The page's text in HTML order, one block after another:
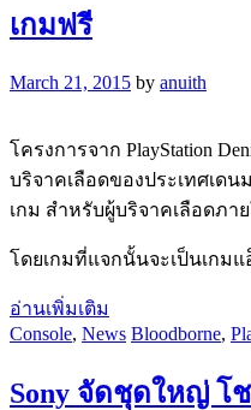
เกมฟรี
March 21, 2015 by anuith
โครงการจาก PlayStation
บริจาคเลือดของประเทศเดน
เกม สำหรับผู้บริจาคเลือดภา
โดยเกมที่แจกนั้นจะเป็นเกม
อ่านเพิ่มเติม
Console, News Bloodborne,
Sony จัดชุดใหญ่ โ